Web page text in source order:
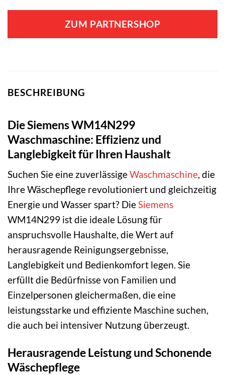
ZUM PARTNERSHOP
BESCHREIBUNG
Die Siemens WM14N299
Waschmaschine: Effizienz und
Langlebigkeit für Ihren Haushalt
Suchen Sie eine zuverlässigeWaschmaschine, die
Ihre Wäschepflege revolutioniert und gleichzeitig
Energie und Wasser spart? DieSiemens
WM14N299 ist die ideale Lösung für
anspruchsvolle Haushalte, die Wert auf
herausragende Reinigungsergebnisse,
Langlebigkeit und Bedienkomfort legen. Sie
erfüllt die Bedürfnisse von Familien und
Einzelpersonen gleichermaßen, die eine
leistungsstarke und effiziente Maschine suchen,
die auch bei intensiver Nutzung überzeugt.
Herausragende Leistung und Schonende
Wäschepflege